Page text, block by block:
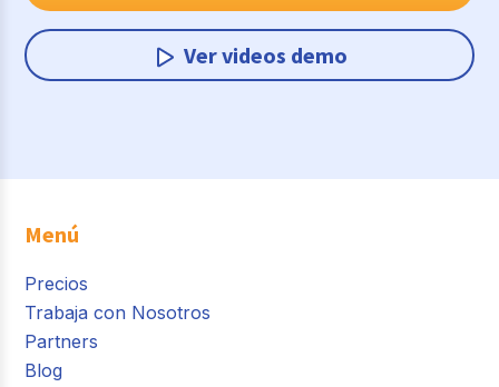
Ver videos demo
Menú
Precios
Trabaja con Nosotros
Partners
Blog